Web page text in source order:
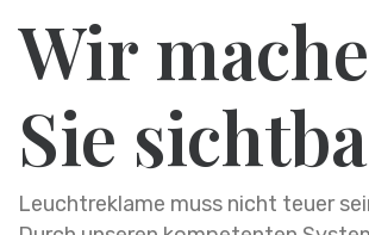
Wir
Sie
Leuchtreklame muss nicht teuer